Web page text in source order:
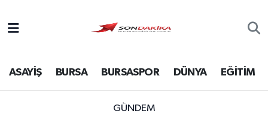
ASAYİŞ BURSA BURSASPOR DÜNYA EĞİTİM
GÜNDEM
Bursa